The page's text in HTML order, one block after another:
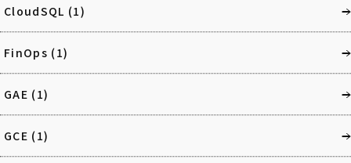
CloudSQL (1)
FinOps (1)
GAE (1)
GCE (1)